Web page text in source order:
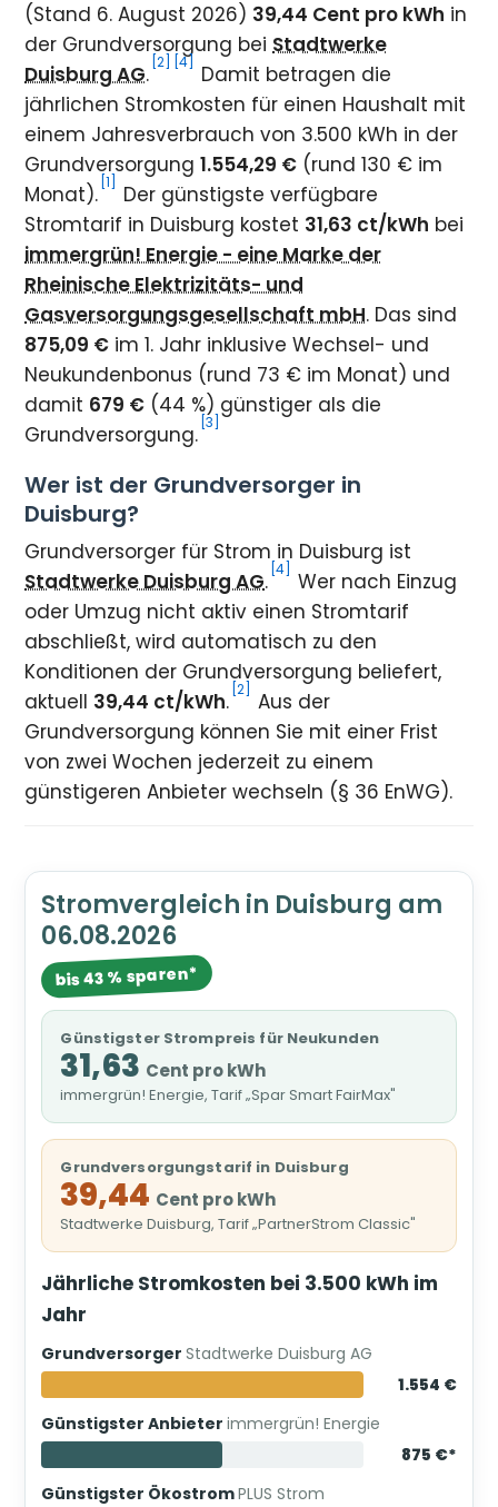
(Stand 6. August 2026) 39,44 Cent pro kWh in
der Grundversorgung beiStadtwerke
Duisburg AG. [2] [4] Damit betragen die
jährlichen Stromkosten für einen Haushalt mit
einem Jahresverbrauch von 3.500 kWh in der
Grundversorgung1.554,29 € (rund 130 € im
Monat). [1]
Der günstigste verfügbare
Stromtarif in Duisburg kostet 31,63 ct/kWh bei
immergrün! Energie - eine Marke der
Rheinische Elektrizitäts- und
Gasversorgungsgesellschaft mbH. Das sind
875,09 € im 1. Jahr inklusive Wechsel- und
Neukundenbonus (rund 73 € im Monat) und
damit 679 € (44 %) günstiger als die
Grundversorgung. [3]
Wer ist der Grundversorger in
Duisburg?
Grundversorger für Strom in Duisburg ist
Stadtwerke Duisburg AG. [4]
Wer nach Einzug
oder Umzug nicht aktiv einen Stromtarif
abschließt, wird automatisch zu den
Konditionen der Grundversorgung beliefert,
aktuell 39,44 ct/kWh. [2]
Aus der
Grundversorgung können Sie mit einer Frist
von zwei Wochen jederzeit zu einem
günstigeren Anbieter wechseln (§ 36 EnWG).
Stromvergleich in Duisburg am
06.08.2026
bis 43 % sparen*
Günstigster Strompreis für Neukunden
31,63 Cent pro kWh
immergrün! Energie, Tarif „Spar Smart FairMax"
Grundversorgungstarif in Duisburg
39,44 Cent pro kWh
Stadtwerke Duisburg, Tarif „PartnerStrom Classic"
Jährliche Stromkosten bei 3.500 kWh im
Jahr
GrundversorgerStadtwerke Duisburg AG
1.554 €
Günstigster Anbieterimmergrün! Energie
875 €*
Günstigster ÖkostromPLUS Strom